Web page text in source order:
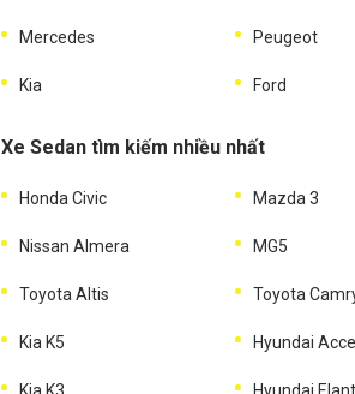
Mercedes Peugeot
Kia Ford
Xe Sedan tìm kiếm nhiều nhất
Honda Civic Mazda 3
Nissan Almera MG5
Toyota Altis Toyota
Kia K5 Hyundai